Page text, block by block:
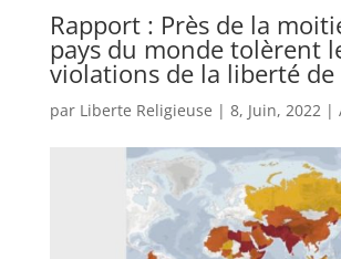
Rapport : Près de la
pays du monde tolèrent
violations de la liberté
par Liberte Religieuse | 8, Juin, 2022|